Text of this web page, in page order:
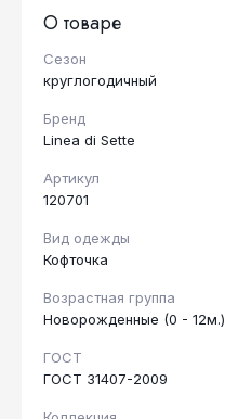
О товаре
Сезон
круглогодичный
Бренд
Linea di Sette
Артикул
120701
Вид одежды
Кофточка
Возрастная группа
Новорожденные (0 - 12м.)
ГОСТ
ГОСТ 31407-2009